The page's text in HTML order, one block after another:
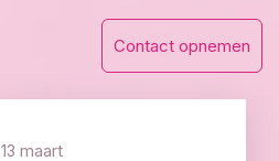
Contact opnemen
13 maart